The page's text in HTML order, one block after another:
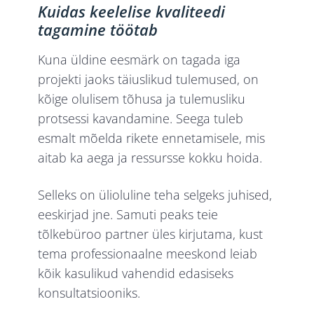
Kuidas keelelise kvaliteedi
tagamine töötab
Kuna üldine eesmärk on tagada iga
projekti jaoks täiuslikud tulemused, on
kõige olulisem tõhusa ja tulemusliku
protsessi kavandamine. Seega tuleb
esmalt mõelda rikete ennetamisele, mis
aitab ka aega ja ressursse kokku hoida.
Selleks on ülioluline teha selgeks juhised,
eeskirjad jne. Samuti peaks teie
tõlkebüroo partner üles kirjutama, kust
tema professionaalne meeskond leiab
kõik kasulikud vahendid edasiseks
konsultatsiooniks.